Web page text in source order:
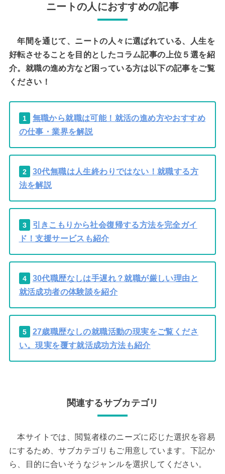
ニートの人におすすめの記事
年間を通じて、ニートの人々に選ばれている、人生を
好転させることを目的としたコラム記事の上位５選を紹
介。就職の進め方など困っている方は以下の記事をご覧
ください！
1
無職から就職は可能！就活の進め方やおすすめ
の仕事・業界を解説
2
30代無職は人生終わりではない！就職する方
法を解説
3
引きこもりから社会復帰する方法を完全ガイ
ド！支援サービスも紹介
4
30代職歴なしは手遅れ？就職が厳しい理由と
就活成功者の体験談を紹介
5
27歳職歴なしの就職活動の現実をご覧くださ
い。現実を覆す就活成功方法も紹介
関連するサブカテゴリ
本サイトでは、閲覧者様のニーズに応じた選択を容易
にするため、サブカテゴリもご用意しています。下記か
ら、目的に合いそうなジャンルを選択してください。